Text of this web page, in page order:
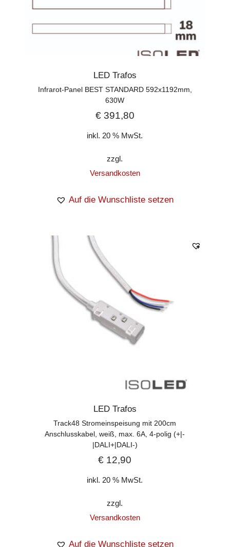
LED Trafos
Infrarot-Panel BEST STANDARD 592x1192mm,
630W
€391,80
inkl. 20 % MwSt.
zzgl.
Versandkosten
Auf die Wunschliste setzen
LED Trafos
Track48 Stromeinspeisung mit 200cm
Anschlusskabel, weiß, max. 6A, 4-polig (+|-
|DALI+|DALI-)
€ 12,90
inkl. 20 % MwSt.
zzgl.
Versandkosten
Auf die Wunschliste setzen